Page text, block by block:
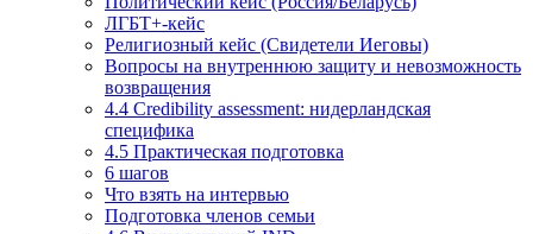
ЛГБТ+-кейс
Религиозный кейс (Свидетели Иеговы)
Вопросы на внутреннюю защиту и невозможность
возвращения
4.4 Credibility assessment: нидерландская
специфика
4.5 Практическая подготовка
6 шагов
Что взять на интервью
Подготовка членов семьи